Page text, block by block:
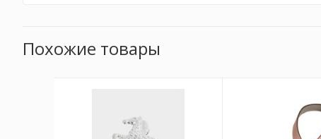
Похожие товары